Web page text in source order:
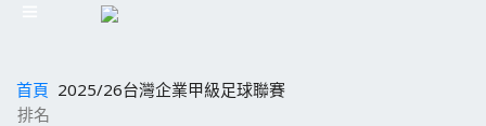
首頁 2025/26台灣企業甲級足球聯賽
排名